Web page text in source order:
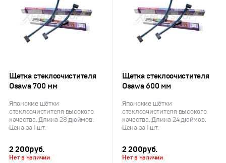
Щетка стеклоочистителя
Osawa 700 мм
Японские щётки
стеклоочистителя высокого
качества. Длина 28 дюймов.
Цена за 1 шт.
2 200руб.
Нет в наличии
Щетка стеклоочистителя
Osawa 600 мм
Японские щётки
стеклоочистителя высокого
качества. Длина 24 дюймов.
Цена за 1 шт.
2 200руб.
Нет в наличии